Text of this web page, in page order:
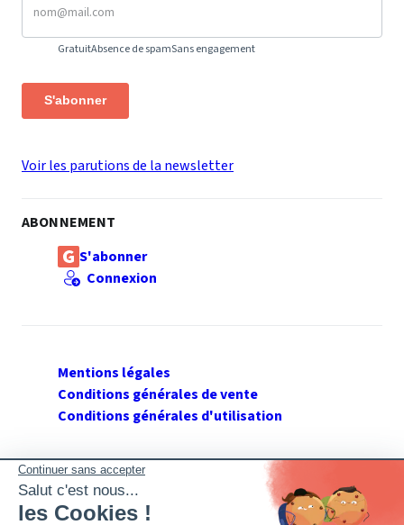
GratuitAbsence de spamSans engagement
S'abonner
Voir les parutions de la newsletter
ABONNEMENT
S'abonner
Connexion
Mentions légales
Conditions générales de vente
Conditions générales d'utilisation
SUIVEZ GERANT DE SARL